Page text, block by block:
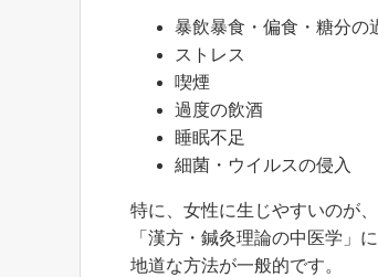
暴飲暴食・偏食・糖分の
ストレス
喫煙
過度の飲酒
睡眠不足
細菌・ウイルスの侵入
特に、女性に生じやすいのが
「漢方・鍼灸理論の中医学」
地道な方法が一般的です。